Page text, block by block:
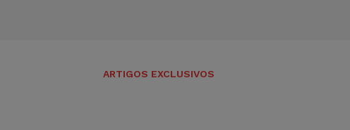
ARTIGOS EXCLUSIVOS